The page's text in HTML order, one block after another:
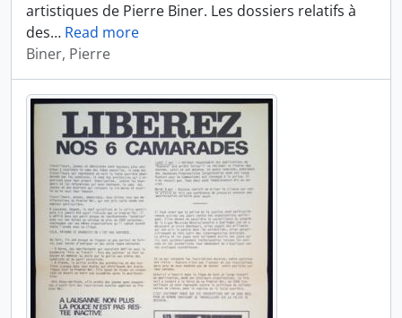
artistiques de Pierre Biner. Les dossiers relatifs à
des… Read more
Biner, Pierre